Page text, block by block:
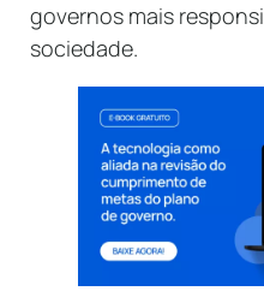
governos mais
sociedade.